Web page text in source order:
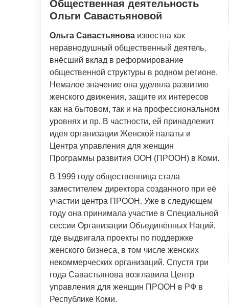
Общественная деятельность
Ольги Савастьяновой
Ольга Савастьянова известна как
неравнодушный общественный деятель,
внёсший вклад в реформирование
общественной структуры в родном регионе.
Немалое значение она уделяла развитию
женского движения, защите их интересов
как на бытовом, так и на профессиональном
уровнях и пр. В частности, ей принадлежит
идея организации Женской палаты и
Центра управления для женщин
Программы развития ООН (ПРООН) в Коми.
В 1999 году общественница стала
заместителем директора созданного при её
участии центра ПРООН. Уже в следующем
году она принимала участие в Специальной
сессии Организации Объединённых Наций,
где выдвигала проекты по поддержке
женского бизнеса, в том числе женских
некоммерческих организаций. Спустя три
года Савастьянова возглавила Центр
управления для женщин ПРООН в РФ в
Республике Коми.